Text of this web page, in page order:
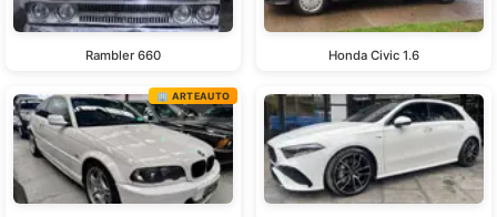
Rambler 660 Honda Civic 1.6
🏢 ARTEAUTO